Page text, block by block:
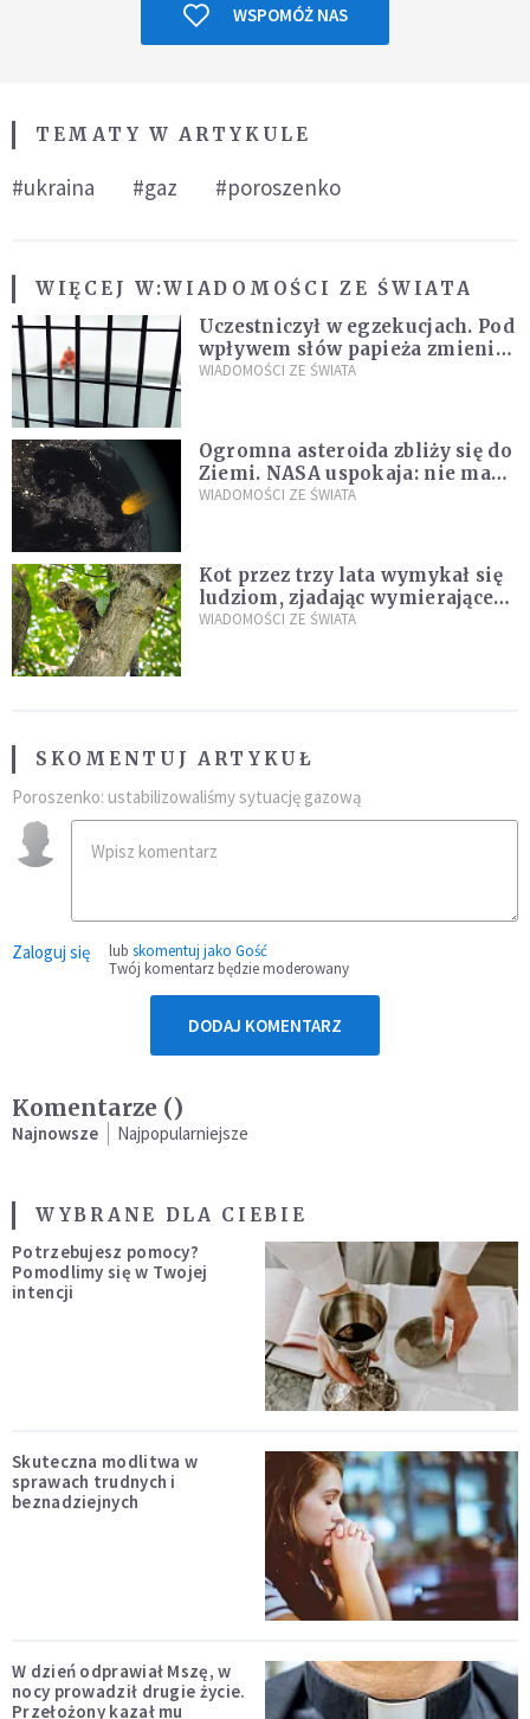
WSPOMÓŻ NAS
TEMATY W ARTYKULE
#ukraina #gaz #poroszenko
WIĘCEJ W:WIADOMOŚCI ZE ŚWIATA
Uczestniczył w egzekucjach. Pod
wpływem słów papieża zmienił
zdanie
WIADOMOŚCI ZE ŚWIATA
Ogromna asteroida zbliży się do
Ziemi. NASA uspokaja: nie ma
zagrożenia
WIADOMOŚCI ZE ŚWIATA
Kot przez trzy lata wymykał się
ludziom, zjadając wymierające
kaczki. W końcu popełnił
WIADOMOŚCI ZE ŚWIATA
SKOMENTUJ ARTYKUŁ
Poroszenko: ustabilizowaliśmy sytuację gazową
Zaloguj się lub skomentuj jako Gość
Twój komentarz będzie moderowany
DODAJ KOMENTARZ
Komentarze ()
Najnowsze Najpopularniejsze
WYBRANE DLA CIEBIE
Potrzebujesz pomocy?
Pomodlimy się w Twojej
intencji
Skuteczna modlitwa w
sprawach trudnych i
beznadziejnych
W dzień odprawiał Mszę, w
nocy prowadził drugie życie.
Przełożony kazał mu